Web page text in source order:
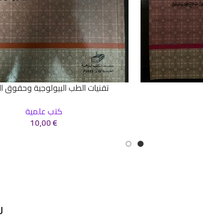
إضافة إلى السلة
تقنيات الطب البيولوجية وحقوق
كتب علمية
10,00€